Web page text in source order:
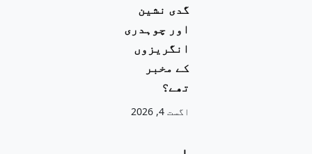
گدی نشین
اور چوہدری
انگریزوں
کے مخبر
تھے؟
اگست 4, 2026